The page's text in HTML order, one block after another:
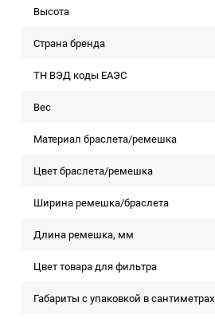
Высота
Страна бренда
ТН ВЭД коды ЕАЭС
Вес
Материал браслета/ремешка
Цвет браслета/ремешка
Ширина ремешка/браслета
Длина ремешка, мм
Цвет товара для фильтра
Габариты с упаковкой в сантиметрах